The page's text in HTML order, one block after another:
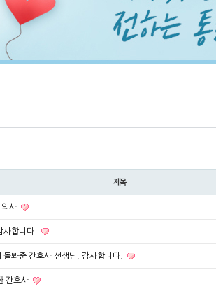
제목
의사
사합니다.
돌봐준 간호사 선생님, 감사합니다.
간호사